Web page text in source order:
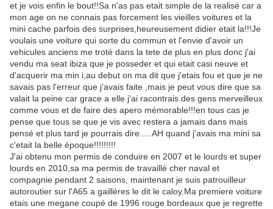
et je vois enfin le bout!!Sa n'as pas etait simple de la realisé car a
mon age on ne connais pas forcement les vieilles voitures et la
mini cache parfois des surprises,heureusement didier etait la!!!Je
voulais une voiture qui sorte du commun et l'envie d'avoir un
vehicules anciens me troté dans la tete de plus en plus donc j'ai
vendu ma seat ibiza que je posseder et qui etait casi neuve et
d'acquerir ma min i,au debut on ma dit que j'etais fou et que je ne
savais pas l'erreur que j'avais faite ,mais je peut vous dire que sa
valait la peine car grace a elle j'ai racontrais des gens merveilleux
comme vous et de faire des apero mémorable!!!en tous cas je
pense que tous se que je vis avec restera a jamais dans mais
pensé et plus tard je pourrais dire.....AH quand j'avais ma mini sa
c'etait la belle époque!!!!!!!!!
J'ai obtenu mon permis de conduire en 2007 et le lourds et super
lourds en 2010,sa ma permis de travaillé cher naval et
compagnie pendant 2 saisons, maintenant je suis patrouilleur
autoroutier sur l'A65 a gailléres le dit le caloy.Ma premiere voiture
etais une megane coupé de 1996 rouge bordeaux que je regrette